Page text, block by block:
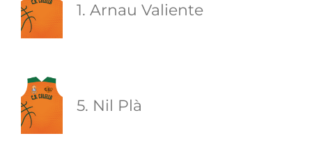
1. Arnau Valiente
5. Nil Plà